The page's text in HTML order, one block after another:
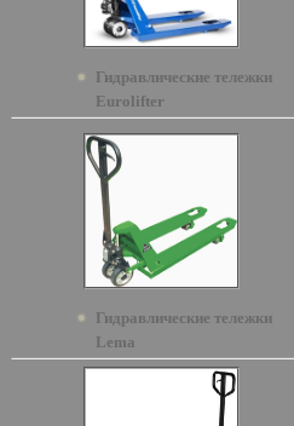
Гидравлические тележки
Eurolifter
Гидравлические тележки
Lema